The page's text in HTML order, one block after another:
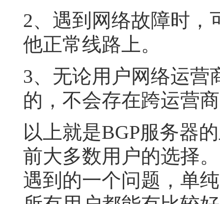
2、遇到网络故障时，
他正常线路上。
3、无论用户网络运营
的，不会存在跨运营
以上就是BGP服务器
前大多数用户的选择
遇到的一个问题，单